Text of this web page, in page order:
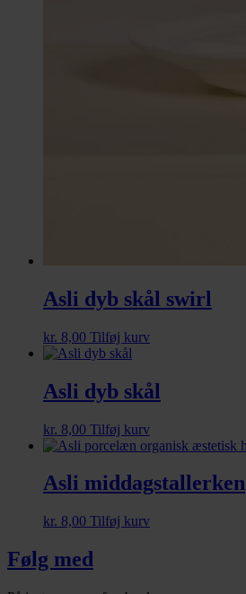
Asli dyb skål swirl
kr. 8,00 Tilføj kurv
Asli dyb skål
kr. 8,00 Tilføj kurv
Asli middagstallerken
kr. 8,00 Tilføj kurv
Følg med